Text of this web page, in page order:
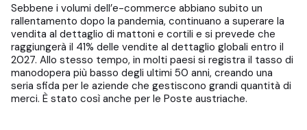
Sebbene i volumi dell’e-commerce abbiano subito un
rallentamento dopo la pandemia, continuano a superare la
vendita al dettaglio di mattoni e cortili e si prevede che
raggiungerà il 41% delle vendite al dettaglio globali entro il
2027. Allo stesso tempo, in molti paesi si registra il tasso di
manodopera più basso degli ultimi 50 anni, creando una
seria sfida per le aziende che gestiscono grandi quantità di
merci. È stato così anche per le Poste austriache.